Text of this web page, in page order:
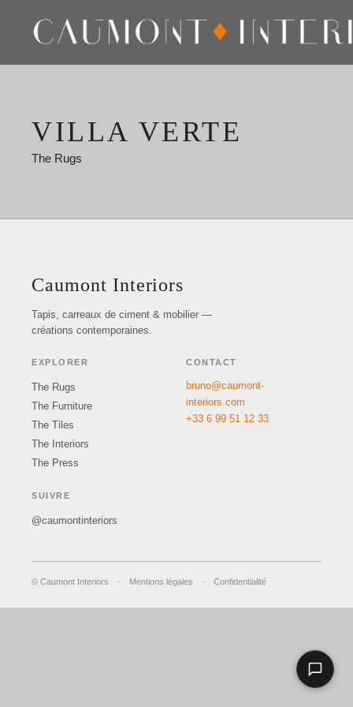
VILLA VERTE
The Rugs
Caumont Interiors
Tapis, carreaux de ciment & mobilier —
créations contemporaines.
EXPLORER
The Rugs
The Furniture
The Tiles
The Interiors
The Press
CONTACT
bruno@caumont-
interiors.com
+33 6 99 51 12 33
SUIVRE
@caumontinteriors
© Caumont Interiors · Mentions légales · Confidentialité